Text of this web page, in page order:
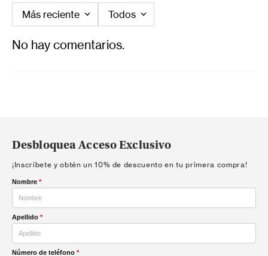
Más reciente Todos
No hay comentarios.
Desbloquea Acceso Exclusivo
¡Inscríbete y obtén un 10% de descuento en tu primera compra!
Nombre *
Apellido *
Número de teléfono *